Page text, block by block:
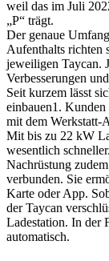
weil das im Juli
„P“ trägt.
Der genaue
Aufenthalts richten
jeweiligen Taycan.
Verbesserungen
Seit kurzem lässt
einbauen1.
mit dem Werkstatt-
Mit bis zu 22 kW
wesentlich
Nachrüstung
verbunden. Sie
Karte oder App.
der Taycan
Ladestation. In der
automatisch.